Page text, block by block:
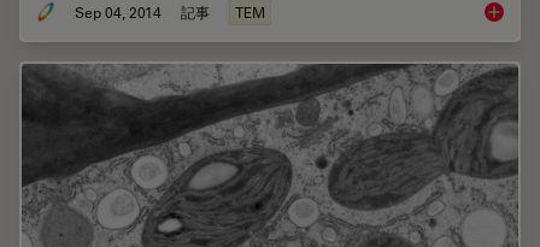
Sep 04, 2014 記事 TEM